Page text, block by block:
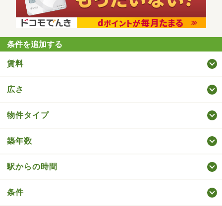
条件を追加する
賃料
広さ
物件タイプ
築年数
駅からの時間
条件